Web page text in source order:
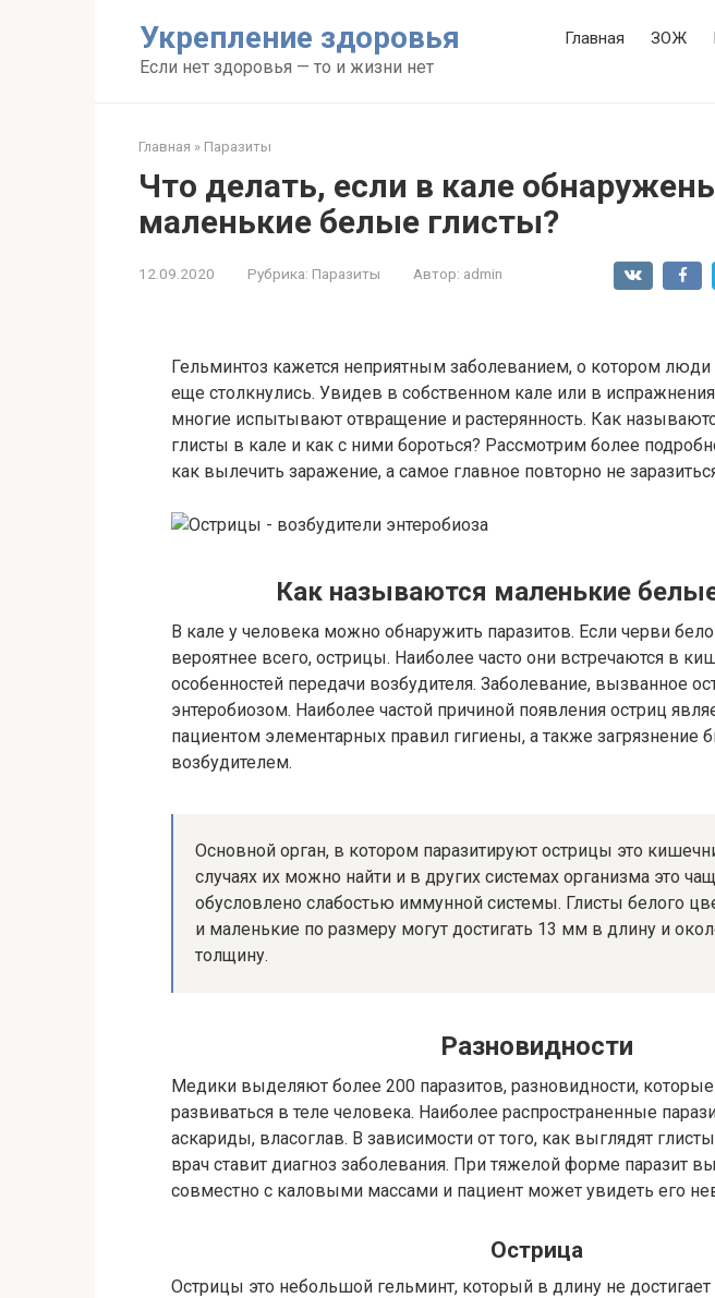
Укрепление здоровья
Если нет здоровья — то и жизни нет
Главная ЗОЖ
Главная » Паразиты
Что делать, если в кале
маленькие белые глисты?
12.09.2020 Рубрика: Паразиты Автор: admin
Гельминтоз кажется неприятным заболеванием, о котором
еще столкнулись. Увидев в собственном кале или в
многие испытывают отвращение и растерянность. Как
глисты в кале и как с ними бороться? Рассмотрим более
как вылечить заражение, а самое главное повторно не
Как называются маленькие
В кале у человека можно обнаружить паразитов. Если черви
вероятнее всего, острицы. Наиболее часто они встречаются в
особенностей передачи возбудителя. Заболевание, вызванное
энтеробиозом. Наиболее частой причиной появления остриц
пациентом элементарных правил гигиены, а также загрязнение
возбудителем.
Основной орган, в котором паразитируют острицы это
случаях их можно найти и в других системах организма это
обусловлено слабостью иммунной системы. Глисты белого
и маленькие по размеру могут достигать 13 мм в длину и
толщину.
Разновидности
Медики выделяют более 200 паразитов, разновидности, которые
развиваться в теле человека. Наиболее распространенные
аскариды, власоглав. В зависимости от того, как выглядят
врач ставит диагноз заболевания. При тяжелой форме паразит
совместно с каловыми массами и пациент может увидеть его
Острица
Острицы это небольшой гельминт, который в длину не